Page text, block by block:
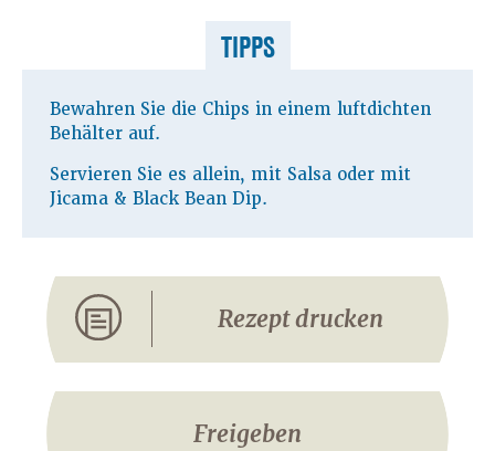
TIPPS
Bewahren Sie die Chips in einem luftdichten
Behälter auf.
Servieren Sie es allein, mit Salsa oder mit
Jicama & Black Bean Dip.
Rezept drucken
Freigeben